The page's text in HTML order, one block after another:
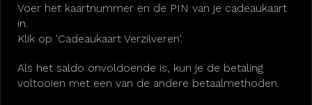
Voer het kaartnummer en de PIN van je cadeaukaart
in.
Klik op 'Cadeaukaart Verzilveren'.
Als het saldo onvoldoende is, kun je de betaling
voltooien met een van de andere betaalmethoden.